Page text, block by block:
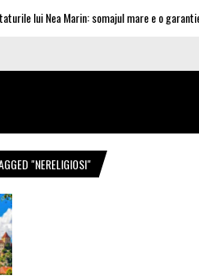
lui Nea Marin: somajul mare e o
"NERELIGIOSI"